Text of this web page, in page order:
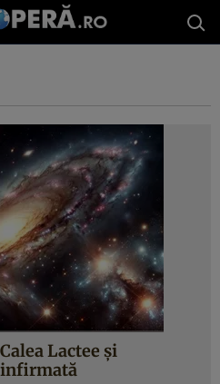
Lactee și
infirmată